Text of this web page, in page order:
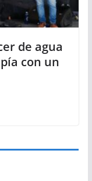
de agua
con un